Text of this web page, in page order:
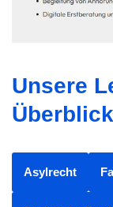
Unsere
Asylrecht